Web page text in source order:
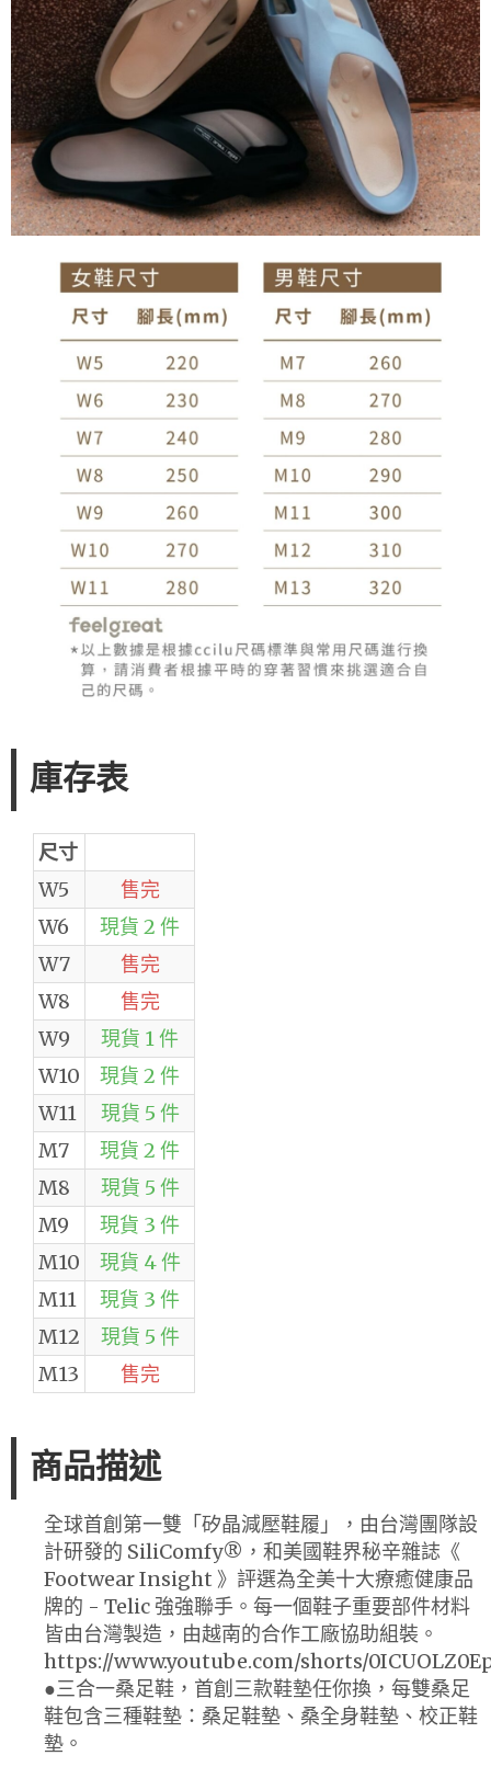
庫存表
尺寸
W5
售完
W6
現貨 2 件
W7
售完
W8
售完
W9
現貨 1 件
W10
現貨 2 件
W11
現貨 5 件
M7
現貨 2 件
M8
現貨 5 件
M9
現貨 3 件
M10
現貨 4 件
M11
現貨 3 件
M12
現貨 5 件
M13
售完
商品描述
全球首創第一雙「矽晶減壓鞋履」，由台灣團隊設
計研發的 SiliComfy®，和美國鞋界秘辛雜誌《
Footwear Insight 》評選為全美十大療癒健康品
牌的 - Telic 強強聯手。每一個鞋子重要部件材料
皆由台灣製造，由越南的合作工廠協助組裝。
https://www.youtube.com/shorts/
●三合一桑足鞋，首創三款鞋墊任你換，每雙桑足
鞋包含三種鞋墊：桑足鞋墊、桑全身鞋墊、校正鞋
墊。